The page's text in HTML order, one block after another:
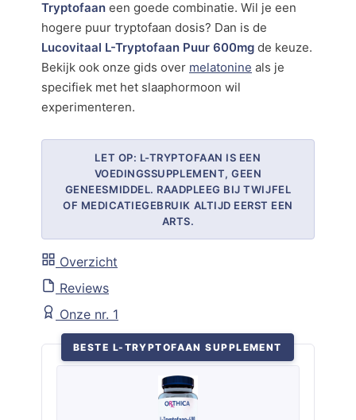
Tryptofaan een goede combinatie. Wil je een
hogere puur tryptofaan dosis? Dan is de
Lucovitaal L-Tryptofaan Puur 600mg de keuze.
Bekijk ook onze gids over melatonine als je
specifiek met het slaaphormoon wil
experimenteren.
LET OP: L-TRYPTOFAAN IS EEN
VOEDINGSSUPPLEMENT, GEEN
GENEESMIDDEL. RAADPLEEG BIJ TWIJFEL
OF MEDICATIEGEBRUIK ALTIJD EERST EEN
ARTS.
Overzicht
Reviews
Onze nr. 1
BESTE L-TRYPTOFAAN SUPPLEMENT